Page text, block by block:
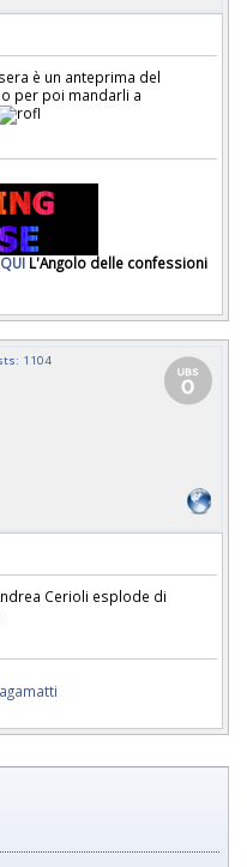
è un anteprima del
per poi mandarli a
QUI L'Angolo delle confessioni
1104
Cerioli esplode di